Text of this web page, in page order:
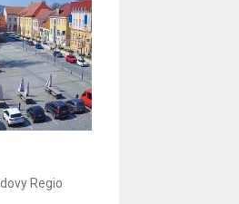
Regio